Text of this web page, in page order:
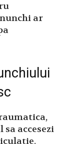
ar
accesezi